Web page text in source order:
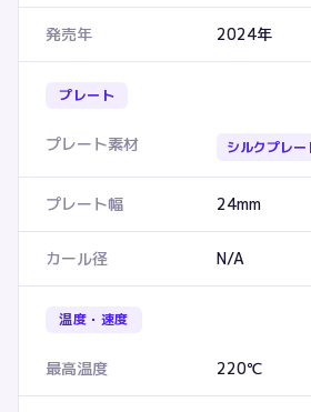
発売年 2024年
プレート
プレート素材 シルクプレー
プレート幅 24mm
カール径 N/A
温度・速度
最高温度 220℃